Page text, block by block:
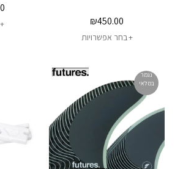
₪450.00
בחר אפשרויות
נגמר
במלאי